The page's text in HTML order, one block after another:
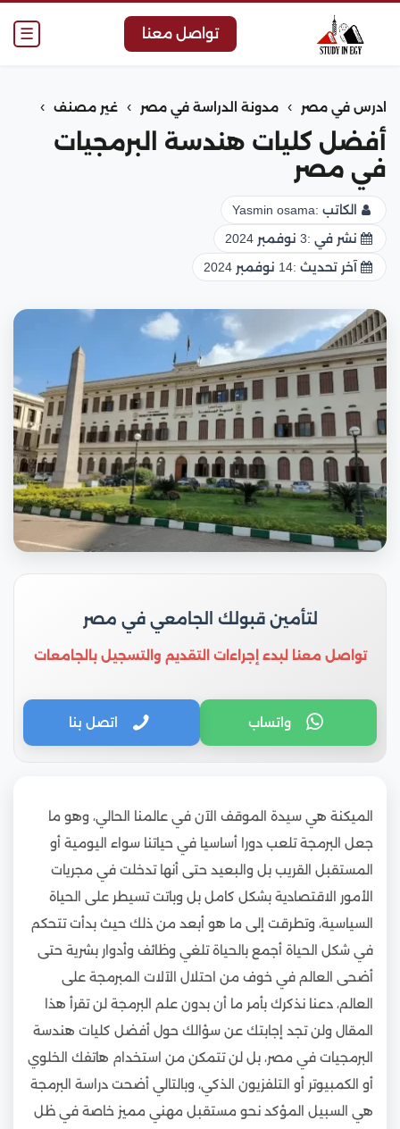
☰ تواصل معنا
ادرس في مصر › مدونة الدراسة في مصر › غير مصنف ›
أفضل كليات هندسة البرمجيات
في مصر
الكاتب :Yasmin osama
نشر في :3 نوفمبر 2024
آخر تحديث :14 نوفمبر 2024
لتأمين قبولك الجامعي في مصر
تواصل معنا لبدء إجراءات التقديم والتسجيل بالجامعات
واتساب اتصل بنا
الميكنة هي سيدة الموقف الآن في عالمنا الحالي، وهو ما
جعل البرمجة تلعب دورا أساسيا في حياتنا سواء اليومية أو
المستقبل القريب بل والبعيد حتى أنها تدخلت في مجريات
الأمور الاقتصادية بشكل كامل بل وباتت تسيطر على الحياة
السياسية، وتطرقت إلى ما هو أبعد من ذلك حيث بدأت تتحكم
في شكل الحياة أجمع بالحياة تلغي وظائف وأدوار بشرية حتى
أضحى العالم في خوف من احتلال الآلات المبرمجة على
العالم، دعنا نذكرك بأمر ما أن بدون علم البرمجة لن تقرأ هذا
المقال ولن تجد إجابتك عن سؤالك حول أفضل كليات هندسة
البرمجيات في مصر، بل لن تتمكن من استخدام هاتفك الخلوي
أو الكمبيوتر أو التلفزيون الذكي، وبالتالي أضحت دراسة البرمجة
هي السبيل المؤكد نحو مستقبل مهني مميز خاصة في ظل